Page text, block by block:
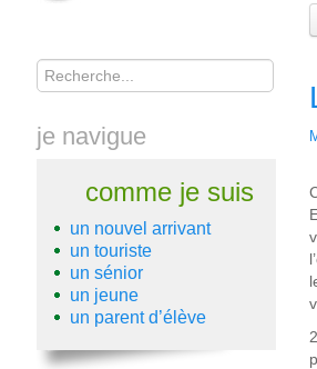
Rechercher
je navigue
comme je suis
un nouvel arrivant
un touriste
un sénior
un jeune
un parent d’élève